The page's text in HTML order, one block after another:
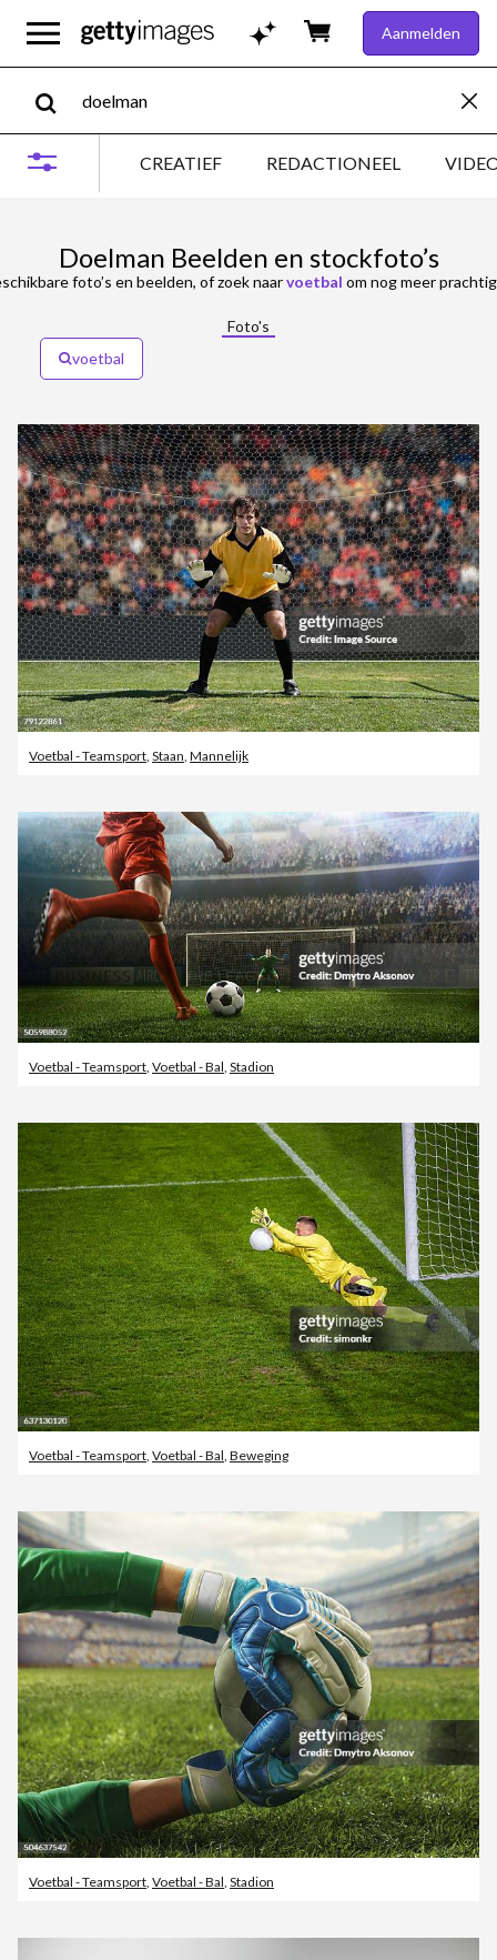
Aanmelden
CREATIEF REDACTIONEEL
Doelman Beelden en stockfoto’s
foto’s en beelden, of zoek naarvoetbal om nog meer
Foto's
voetbal
Voetbal - Teamsport, Staan, Mannelijk
Voetbal - Teamsport, Voetbal - Bal, Stadion
Voetbal - Teamsport Voetbal - Bal Beweging
Voetbal - Teamsport, Voetbal - Bal, Stadion